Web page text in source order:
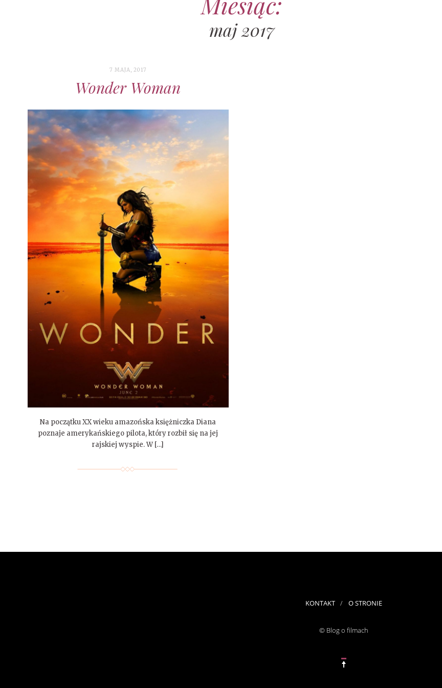
maj 2017
7 MAJA, 2017
Wonder Woman
Na początku XX wieku amazońska księżniczka Diana
poznaje amerykańskiego pilota, który rozbił się na jej
rajskiej wyspie. W […]
KONTAKT O STRONIE
© Blog o filmach